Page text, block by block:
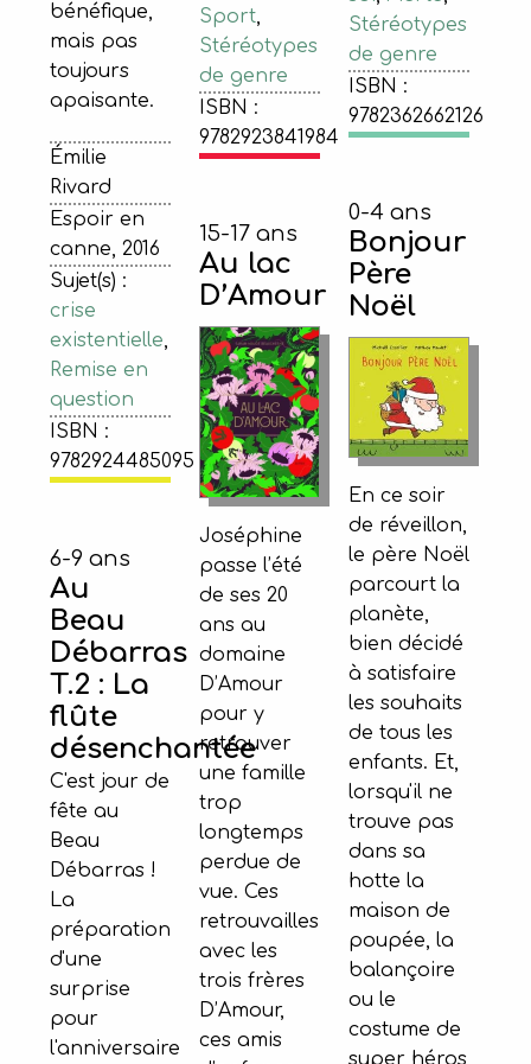
bénéfique,
mais pas
toujours
apaisante.
Émilie
Rivard
Espoir en
canne, 2016
Sujet(s) :
crise
existentielle,
Remise en
question
ISBN :
9782924485095
Sport,
Stéréotypes
de genre
ISBN :
9782923841984
Stéréotypes
de genre
ISBN :
9782362662126
6-9 ans
Au
Beau
Débarras
T.2 : La
flûte
désenchantée
C'est jour de
fête au
Beau
Débarras !
La
préparation
d'une
surprise
pour
l'anniversaire
15-17 ans
Au lac
D’Amour
Joséphine
passe l’été
de ses 20
ans au
domaine
D’Amour
pour y
retrouver
une famille
trop
longtemps
perdue de
vue. Ces
retrouvailles
avec les
trois frères
D’Amour,
ces amis
0-4 ans
Bonjour
Père
Noël
En ce soir
de réveillon,
le père Noël
parcourt la
planète,
bien décidé
à satisfaire
les souhaits
de tous les
enfants. Et,
lorsqu'il ne
trouve pas
dans sa
hotte la
maison de
poupée, la
balançoire
ou le
costume de
super héros